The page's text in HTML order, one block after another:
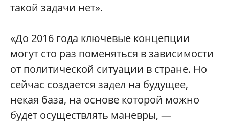
такой задачи нет».
«До 2016 года ключевые концепции
могут сто раз поменяться в зависимости
от политической ситуации в стране. Но
сейчас создается задел на будущее,
некая база, на основе которой можно
будет осуществлять маневры, —